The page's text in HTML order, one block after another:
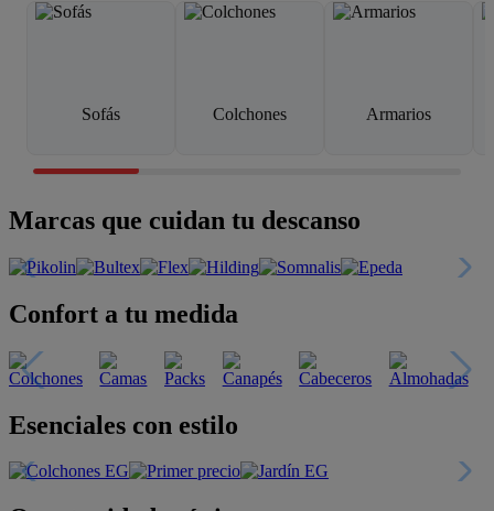
Sofás Colchones Armarios
Marcas que cuidan tu descanso
Confort a tu medida
Esenciales con estilo